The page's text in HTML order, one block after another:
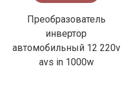
Преобразователь
инвертор
автомобильный 12 220v
avs in 1000w